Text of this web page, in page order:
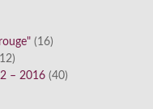
(16)
– 2016 (40)